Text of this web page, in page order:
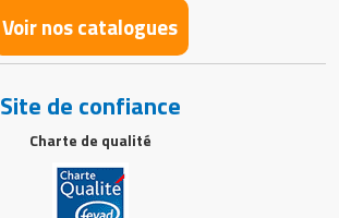
Voir nos catalogues
Site de confiance
Charte de qualité